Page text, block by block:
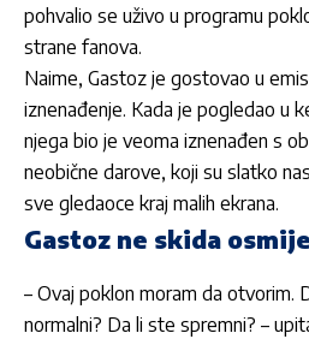
pohvalio se uživo u programu
strane fanova.
Naime, Gastoz je gostovao u
iznenađenje. Kada je pogledao u
njega bio je veoma iznenađen s
neobične darove, koji su slatko
sve gledaoce kraj malih ekrana.
Gastoz ne skida
– Ovaj poklon moram da otvorim.
normalni? Da li ste spremni? –